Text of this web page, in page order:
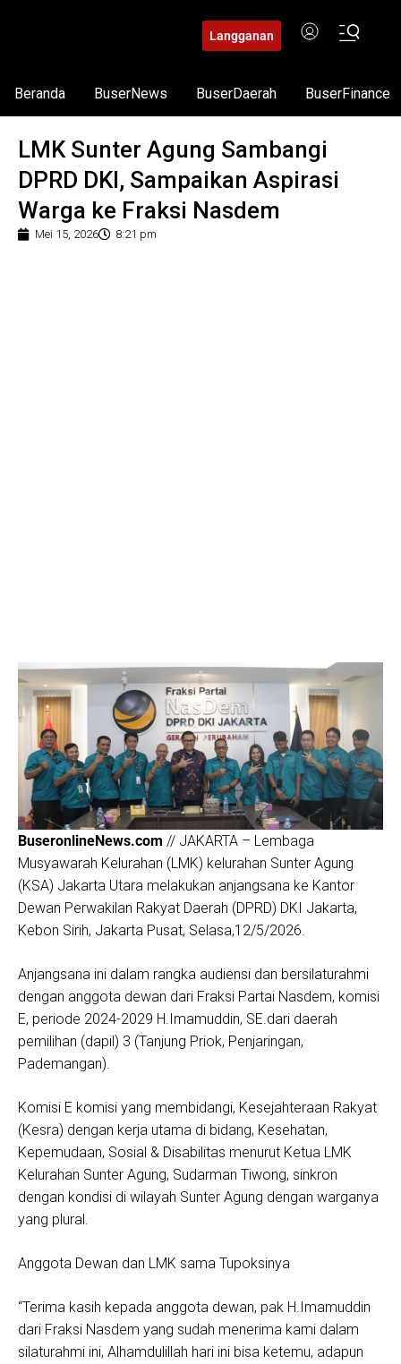
Langganan
Beranda BuserNews BuserDaerah BuserFinance
LMK Sunter Agung Sambangi
DPRD DKI, Sampaikan Aspirasi
Warga ke Fraksi Nasdem
Mei 15, 2026 8:21 pm
BuseronlineNews.com // JAKARTA – Lembaga
Musyawarah Kelurahan (LMK) kelurahan Sunter Agung
(KSA) Jakarta Utara melakukan anjangsana ke Kantor
Dewan Perwakilan Rakyat Daerah (DPRD) DKI Jakarta,
Kebon Sirih, Jakarta Pusat, Selasa,12/5/2026.
Anjangsana ini dalam rangka audiensi dan bersilaturahmi
dengan anggota dewan dari Fraksi Partai Nasdem, komisi
E, periode 2024-2029 H.Imamuddin, SE.dari daerah
pemilihan (dapil) 3 (Tanjung Priok, Penjaringan,
Pademangan).
Komisi E komisi yang membidangi, Kesejahteraan Rakyat
(Kesra) dengan kerja utama di bidang, Kesehatan,
Kepemudaan, Sosial & Disabilitas menurut Ketua LMK
Kelurahan Sunter Agung, Sudarman Tiwong, sinkron
dengan kondisi di wilayah Sunter Agung dengan warganya
yang plural.
Anggota Dewan dan LMK sama Tupoksinya
“Terima kasih kepada anggota dewan, pak H.Imamuddin
dari Fraksi Nasdem yang sudah menerima kami dalam
silaturahmi ini, Alhamdulillah hari ini bisa ketemu, adapun